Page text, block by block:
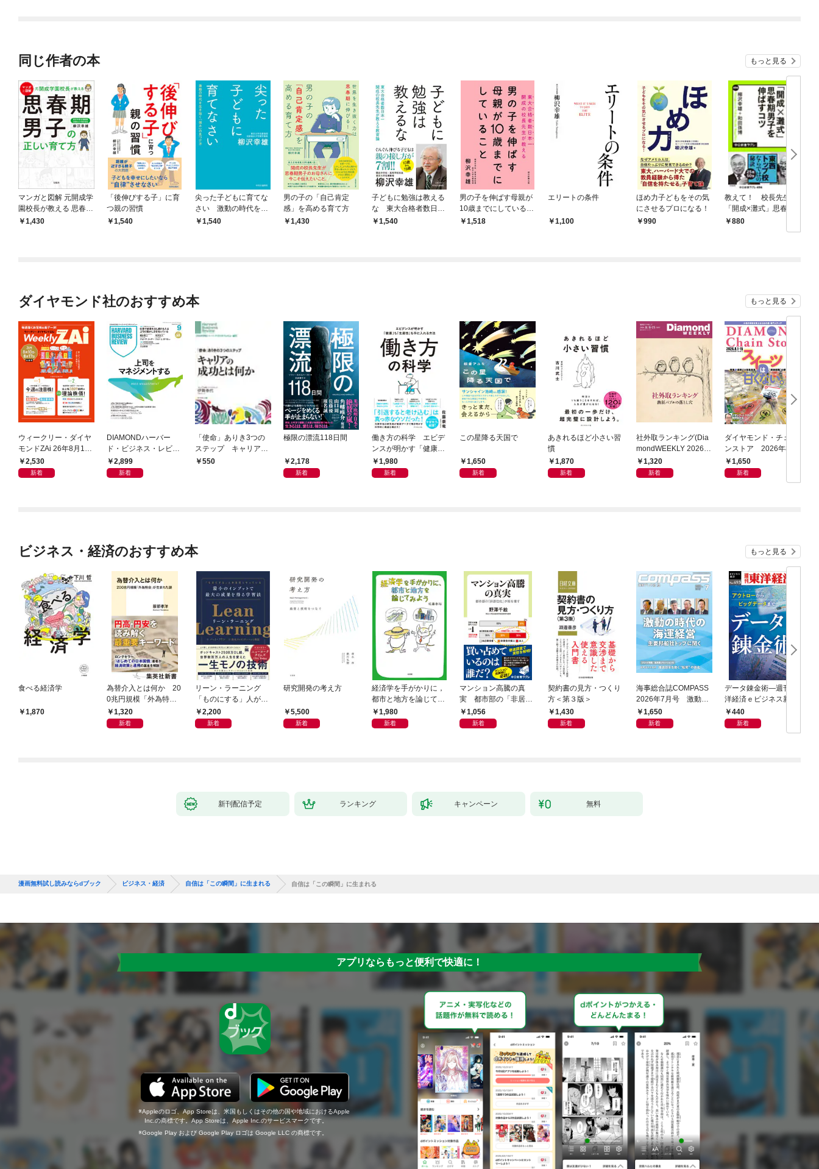
同じ作者の本 もっと見る
マンガと図解 元開成学
園校長が教える 思春期
男子の正しい育て方
1,430
「後伸びする子」に育
つ親の習慣
1,540
尖った子どもに育てな
さい 激動の時代を生
き抜く「強み」の見つ
1,540
男の子の「自己肯定
感」を高める育て方
1,430
子どもに勉強は教える
な 東大合格者数日本
一 開成の校長先生が
1,540
男の子を伸ばす母親が
10歳までにしているこ
と1,518
エリートの条件
1,100
ほめ力子どもをその気
にさせるプロになる！
990
教えて！ 校長先生
「開成×灘式」思春期
男子を伸ばすコツ
880
ダイヤモンド社のおすすめ本 もっと見る
ウィークリー・ダイヤ
モンドZAi 26年8月10
日・17日合併号
2,530
新着
DIAMONDハーバー
ド・ビジネス・レビュ
ー 2026年9月号 特集
「上司をマネジメント
2,899
新着
「使命」ありき3つの
ステップ キャリアの
成功とは何か
550
極限の漂流118日間
2,178
新着
働き方の科学 エビデ
ンスが明かす「健康」
も「生産性」も手に入
れる方法
1,980
新着
この星降る天国で
1,650
新着
あきれるほど小さい習
慣
1,870
新着
社外取ランキング(Dia
mondWEEKLY 2026年
8/8・15合併号)
1,320
新着
ダイヤモンド・チェー
ンストア 2026年8月
1日・15日号
1,650
新着
ビジネス・経済のおすすめ本 もっと見る
食べる経済学
1,870
為替介入とは何か 20
0兆円規模「外為特
会」が生まれた謎
1,320
新着
リーン・ラーニング
「ものにする」人が自
然とやっている 最小の
インプットで最大の成
2,200
新着
研究開発の考え方
5,500
新着
経済学を手がかりに，
都市と地方を論じてみ
よう1,980
新着
マンション高騰の真
実 都市部の「非居住
化」が街を壊す
1,056
新着
契約書の見方・つくり
方＜第３版＞
1,430
新着
海事総合誌COMPASS
2026年7月号 激動の
時代の海運経営 主要
邦船社トップに聞く
1,650
新着
データ錬金術―週刊東
洋経済ｅビジネス新書
Ｎo.493
440
新着
新刊配信予定 ランキング キャンペーン 無料
漫画無料試し読みならdブック ビジネス・経済 自信は「この瞬間」に生まれる 自信は「この瞬間」に生まれる
アプリならもっと便利で快適に！
Appleのロゴ、App Storeは、米国もしくはその他の国や地域におけるApple
Inc.の商標です。App Storeは、Apple Inc.のサービスマークです。
Google Play および Google Play ロゴは Google LLC の商標です。